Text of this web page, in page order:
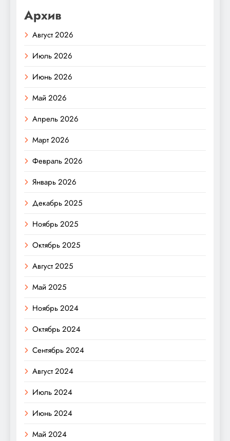
Архив
Август 2026
Июль 2026
Июнь 2026
Май 2026
Апрель 2026
Март 2026
Февраль 2026
Январь 2026
Декабрь 2025
Ноябрь 2025
Октябрь 2025
Август 2025
Май 2025
Ноябрь 2024
Октябрь 2024
Сентябрь 2024
Август 2024
Июль 2024
Июнь 2024
Май 2024